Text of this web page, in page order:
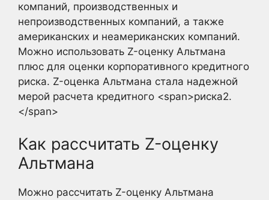
компаний, производственных и
непроизводственных компаний, а также
американских и неамериканских компаний.
Можно использовать Z-оценку Альтмана
плюс для оценки корпоративного кредитного
риска. Z-оценка Альтмана стала надежной
мерой расчета кредитного <span>риска2.
</span>
Как рассчитать Z-оценку
Альтмана
Можно рассчитать Z-оценку Альтмана